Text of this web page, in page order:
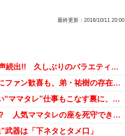
最終更新： 2018/10/11 20:00
後藤真希と“17歳まで入浴していた甥”に羨望の声続出!! 久しぶりのバラエティで“お直し”疑惑浮上!?
後藤真希の聖母姿＆愛娘のポテンシャルの高さにファン歓喜も、弟・祐樹の存在に一抹の不安？
妊娠・後藤真希「料理本」出版!? イメージない“ママタレ”仕事もこなす裏に、「大家族」の存在
小倉優子、歯科医との交際発表は「計画再婚」？ 人気ママタレの座を死守できるのか？ 人気ママタレの座を死守できるのか
器は「下ネタとタメ口」